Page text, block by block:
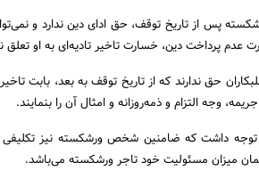
پس از تاریخ توقف، حق ادای دین ندارد و
عدم پرداخت دین، خسارت تاخیر تادیه‌ای به او
حق ندارند که از تاریخ توقف به بعد، بابت
وجه التزام و ذمه‌روزانه و امثال آن را بنمایند.
توجه داشت که ضامنین شخص ورشکسته نیز
میزان مسئولیت خود تاجر ورشکسته می‌باشد.